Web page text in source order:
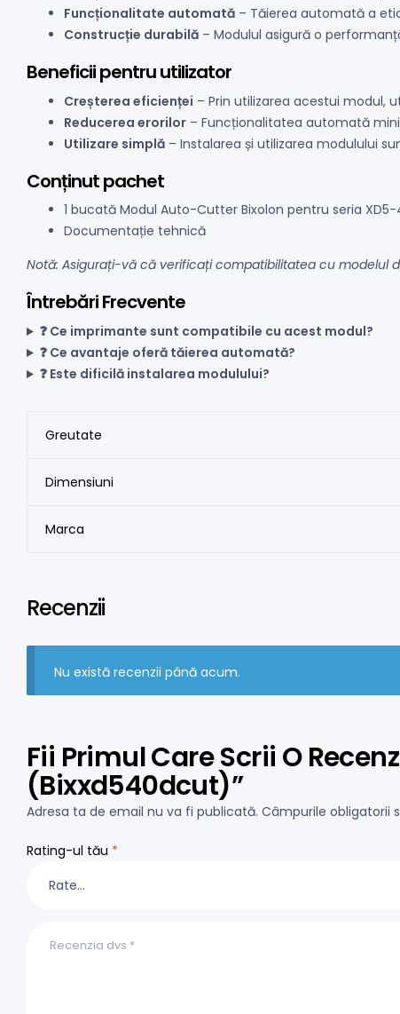
Funcționalitate automată – Tăierea automată a
Construcție durabilă – Modulul asigură o
Beneficii pentru utilizator
Creșterea eficienței – Prin utilizarea acestui modul,
Reducerea erorilor – Funcționalitatea automată
Utilizare simplă – Instalarea și utilizarea modulului
Conținut pachet
1 bucată Modul Auto-Cutter Bixolon pentru seria
Documentație tehnică
Notă: Asigurați-vă că verificați compatibilitatea cu modelul
Întrebări Frecvente
❓ Ce imprimante sunt compatibile cu acest modul?
❓ Ce avantaje oferă tăierea automată?
❓ Este dificilă instalarea modulului?
Greutate
Dimensiuni
Marca
Recenzii
Nu există recenzii până acum.
Fii Primul Care Scrii O
(bixxd540dcut)”
Adresa ta de email nu va fi publicată. Câmpurile obligatorii
Rating-ul tău *